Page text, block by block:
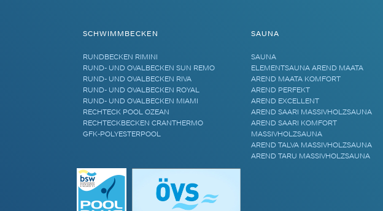
SCHWIMMBECKEN
RUNDBECKEN RIMINI
RUND- UND OVALBECKEN SUN REMO
RUND- UND OVALBECKEN RIVA
RUND- UND OVALBECKEN ROYAL
RUND- UND OVALBECKEN MIAMI
RECHTECK POOL OZEAN
RECHTECKBECKEN CRANTHERMO
GFK-POLYESTERPOOL
SAUNA
SAUNA
ELEMENTSAUNA AREND MAATA
AREND MAATA KOMFORT
AREND PERFEKT
AREND EXCELLENT
AREND SAARI MASSIVHOLZSAUNA
AREND SAARI KOMFORT
MASSIVHOLZSAUNA
AREND TALVA MASSIVHOLZSAUNA
AREND TARU MASSIVHOLZSAUNA